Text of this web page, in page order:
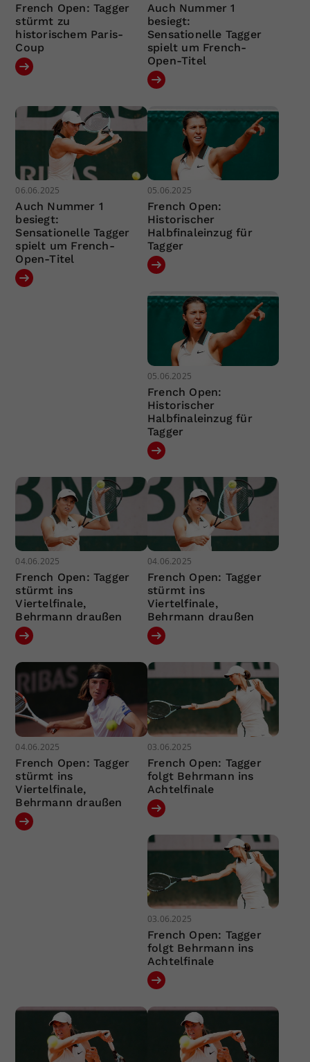
French Open: Tagger
stürmt zu
historischem Paris-
Coup
Auch Nummer 1
besiegt:
Sensationelle Tagger
spielt um French-
Open-Titel
06.06.2025
Auch Nummer 1
besiegt:
Sensationelle Tagger
spielt um French-
Open-Titel
05.06.2025
French Open:
Historischer
Halbfinaleinzug für
Tagger
05.06.2025
French Open:
Historischer
Halbfinaleinzug für
Tagger
04.06.2025
French Open: Tagger
stürmt ins
Viertelfinale,
Behrmann draußen
04.06.2025
French Open: Tagger
stürmt ins
Viertelfinale,
Behrmann draußen
04.06.2025
French Open: Tagger
stürmt ins
Viertelfinale,
Behrmann draußen
03.06.2025
French Open: Tagger
folgt Behrmann ins
Achtelfinale
03.06.2025
French Open: Tagger
folgt Behrmann ins
Achtelfinale